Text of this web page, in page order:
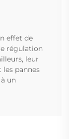
effet de
régulation
leur
pannes
un